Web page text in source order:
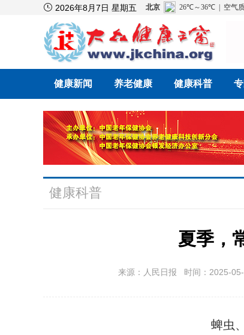
 2026年8月7日 星期五
健康新闻 养老健康 健康科普
健康科普
夏季，
来源：人民日报 时间：2025-
蜱虫